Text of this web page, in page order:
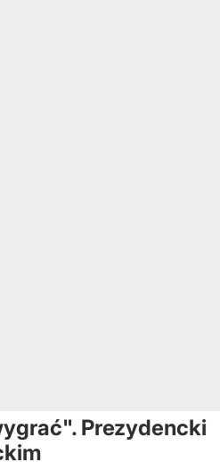
Prezydencki